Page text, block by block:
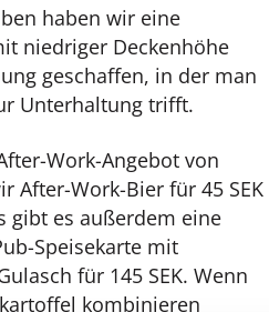
haben wir eine
niedriger Deckenhöhe
geschaffen, in der man
Unterhaltung trifft.
Work-Angebot von
After-Work-Bier für 45 SEK
gibt es außerdem eine
Speisekarte mit
für 145 SEK. Wenn
kombinieren